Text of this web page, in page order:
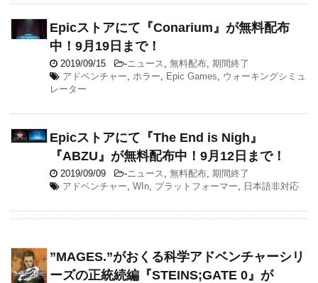
Epicストアにて『Conarium』が無料配布
中！9月19日まで！
2019/09/15 -ニュース , 無料配布, 期間終了
アドベンチャー, ホラー, Epic Games, ウォーキングシミュ
レーター
Epicストアにて『The End is Nigh』
『ABZU』が無料配布中！9月12日まで！
2019/09/09 -ニュース , 無料配布, 期間終了
アドベンチャー, WIn, プラットフォーマー, 日本語非対応
”MAGES.”がおくる科学アドベンチャーシリ
ーズの正統続編『STEINS;GATE 0』が